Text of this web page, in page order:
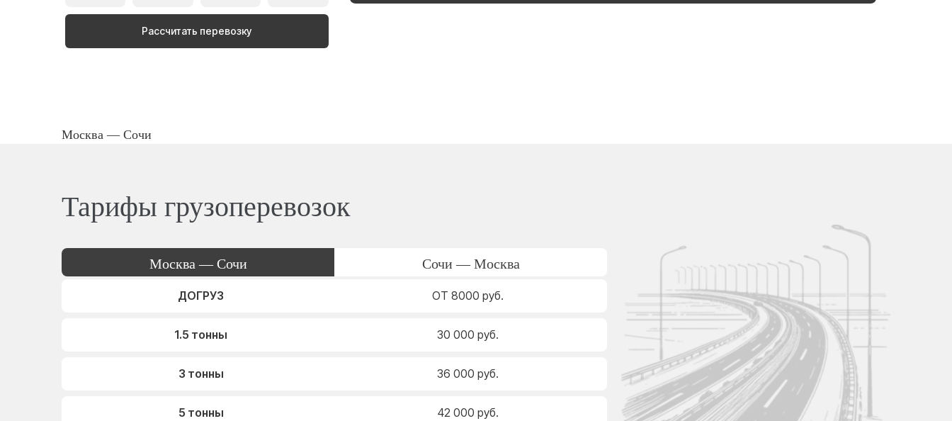
Рассчитать перевозку
Москва — Сочи
Тарифы грузоперевозок
Москва — Сочи Сочи — Москва
ДОГРУЗ ОТ 8000 руб.
1.5 тонны 30 000 руб.
3 тонны 36 000 руб.
5 тонны 42 000 руб.